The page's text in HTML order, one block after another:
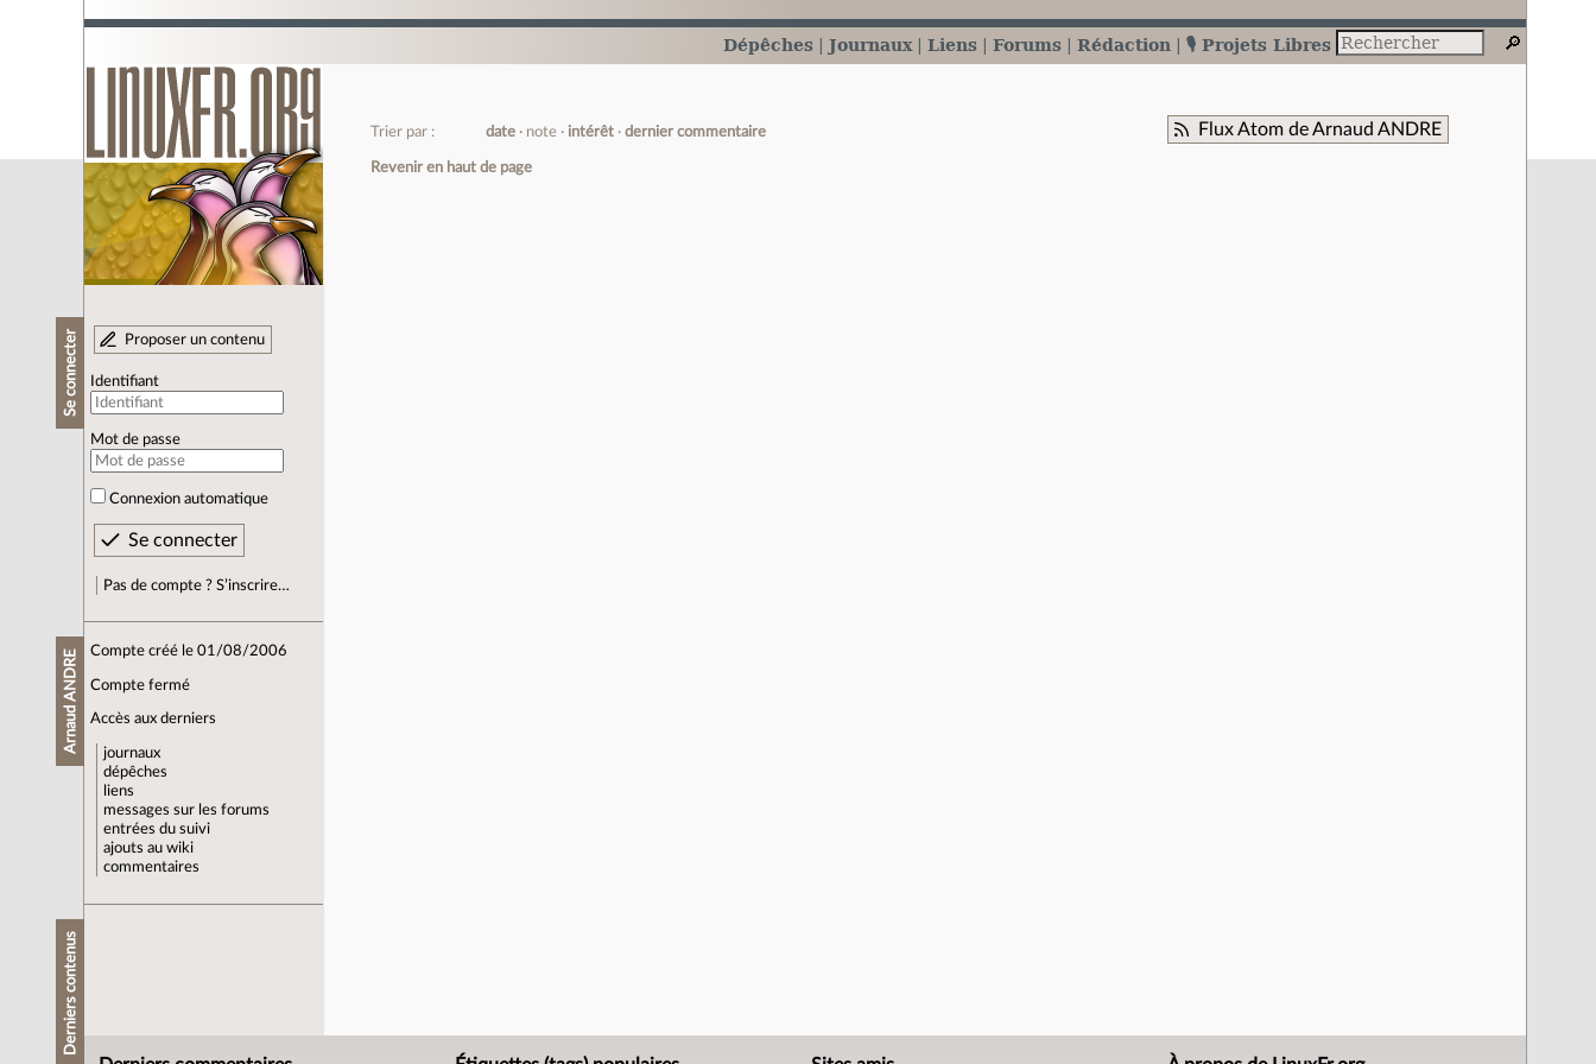
Dépêches Journaux Liens Forums Rédaction 🎙️ Projets Libres
Se connecter Proposer un contenu
Identifiant
Mot de passe
Connexion automatique
Pas de compte ? S’inscrire…
Arnaud ANDRE Compte créé le 01/08/2006
Compte fermé
Accès aux derniers
journaux
dépêches
liens
messages sur les forums
entrées du suivi
ajouts au wiki
commentaires
Derniers contenus
Flux Atom de Arnaud ANDRE
Trier par : date note intérêt dernier commentaire
Revenir en haut de page